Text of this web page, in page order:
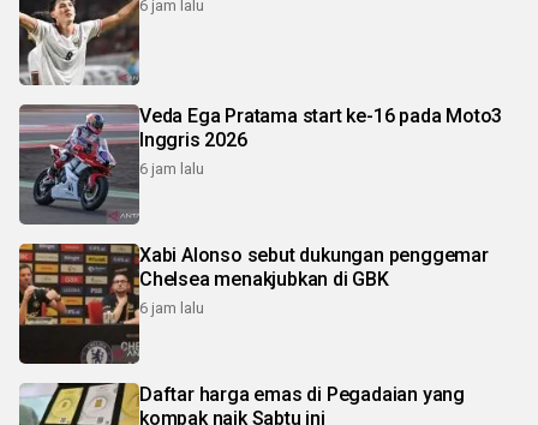
6 jam lalu
Veda Ega Pratama start ke-16 pada Moto3
Inggris 2026
6 jam lalu
Xabi Alonso sebut dukungan penggemar
Chelsea menakjubkan di GBK
6 jam lalu
Daftar harga emas di Pegadaian yang
kompak naik Sabtu ini